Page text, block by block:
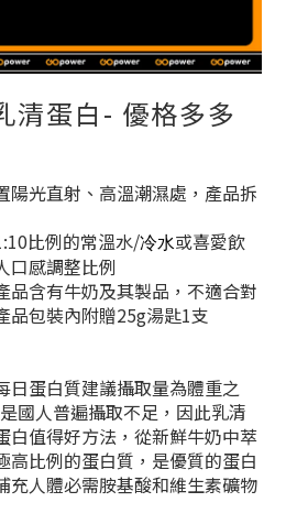
清蛋白- 優格多多
陽光直射、高溫潮濕處，產品拆
比例的常溫水/冷水或喜愛飲
口感調整比例
品含有牛奶及其製品，不適合對
品包裝內附贈25g湯匙1支
日蛋白質建議攝取量為體重之
國人普遍攝取不足，因此乳清
白值得好方法，從新鮮牛奶中萃
高比例的蛋白質，是優質的蛋白
充人體必需胺基酸和維生素礦物